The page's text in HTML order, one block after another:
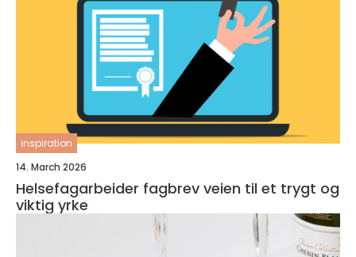
inspiration
14. March 2026
Helsefagarbeider fagbrev veien til et trygt og
viktig yrke